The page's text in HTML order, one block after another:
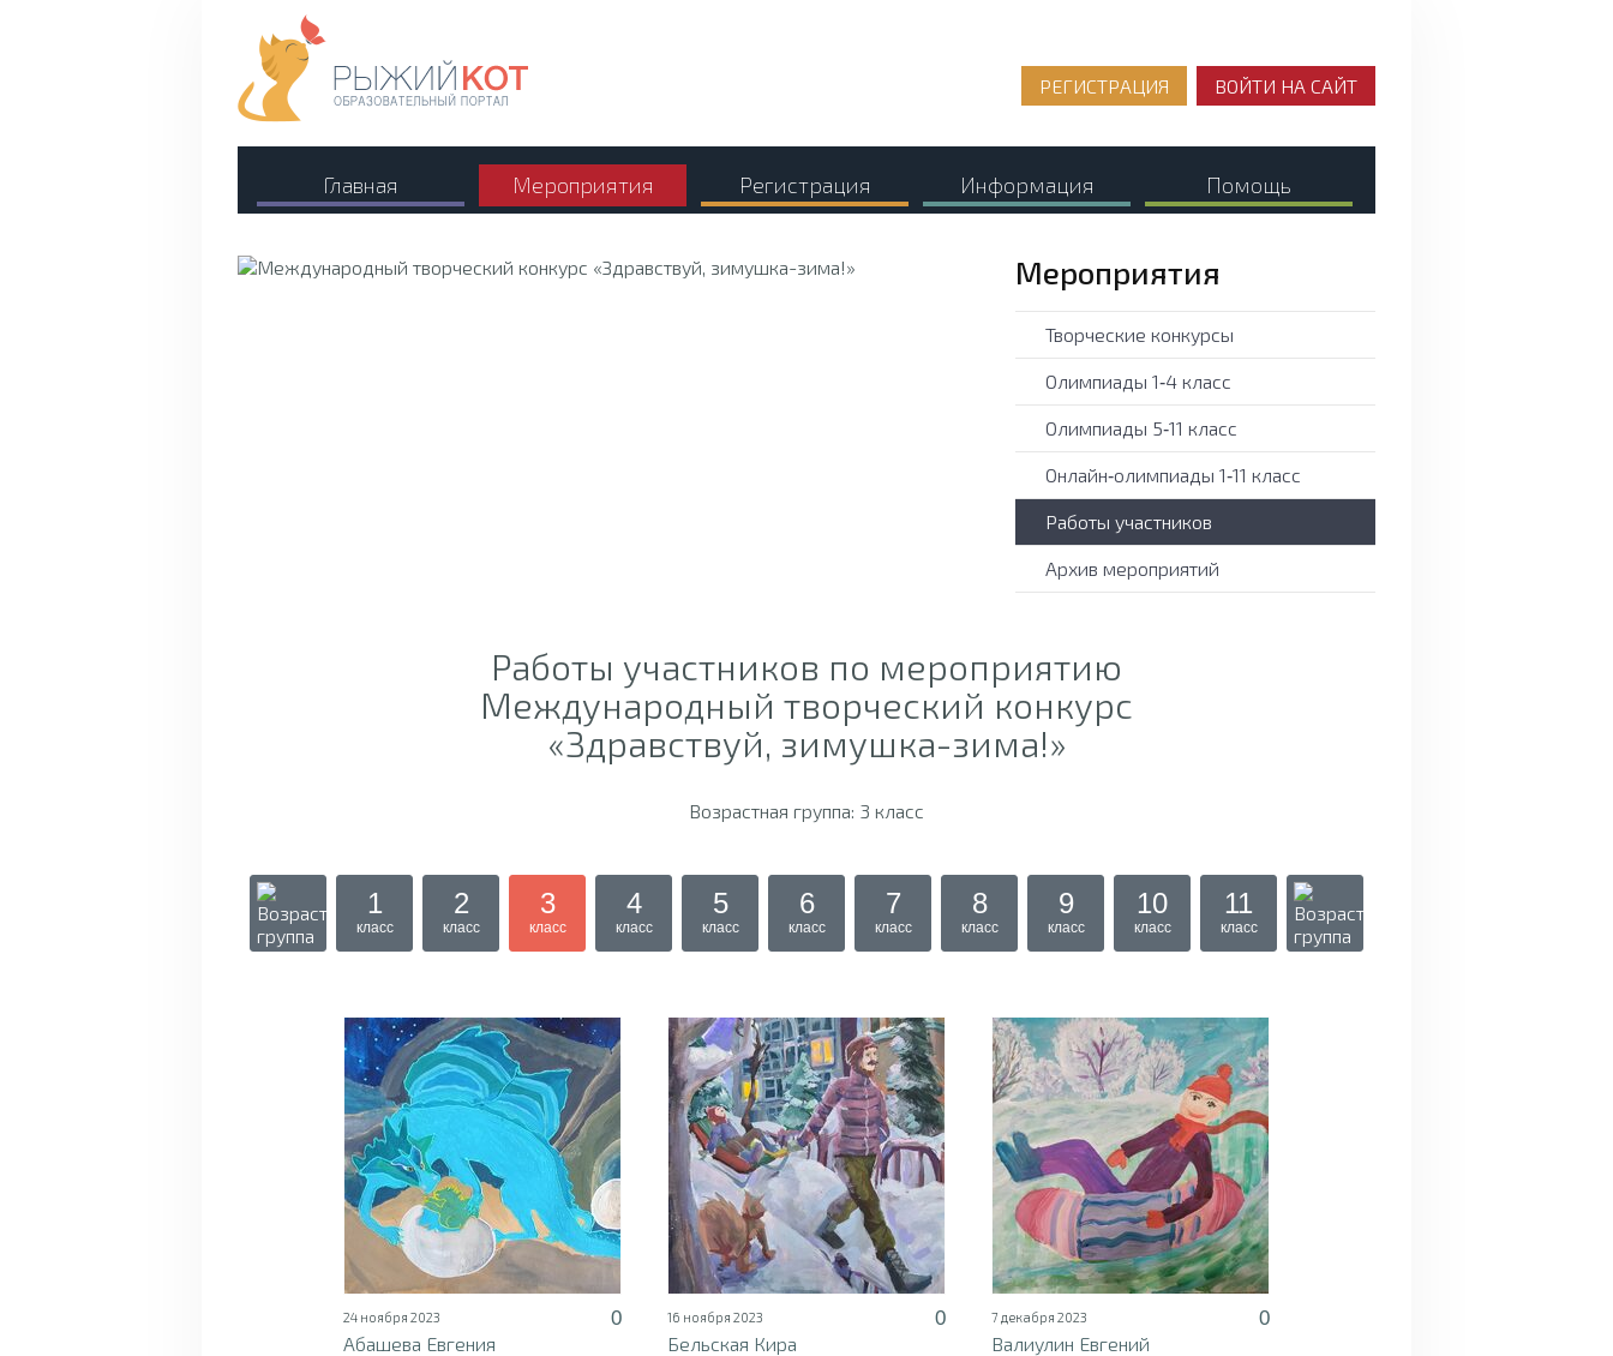
РЕГИСТРАЦИЯ ВОЙТИ НА САЙТ
Главная Мероприятия Регистрация Информация Помощь
Мероприятия
Творческие конкурсы
Олимпиады 1‑4 класс
Олимпиады 5‑11 класс
Онлайн‑олимпиады 1‑11 класс
Работы участников
Архив мероприятий
Работы участников по мероприятию
Международный творческий конкурс
«Здравствуй, зимушка-зима!»
Возрастная группа: 3 класс
1
класс
2
класс
3
класс
4
класс
5
класс
6
класс
7
класс
8
класс
9
класс
10
класс
11
класс
24 ноября 2023
0
Абашева Евгения
16 ноября 2023
0
Бельская Кира
7 декабря 2023
0
Валиулин Евгений